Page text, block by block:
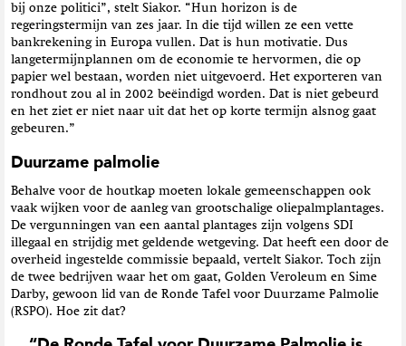
bij onze politici”, stelt Siakor. “Hun horizon is de
regeringstermijn van zes jaar. In die tijd willen ze een vette
bankrekening in Europa vullen. Dat is hun motivatie. Dus
langetermijnplannen om de economie te hervormen, die op
papier wel bestaan, worden niet uitgevoerd. Het exporteren van
rondhout zou al in 2002 beëindigd worden. Dat is niet gebeurd
en het ziet er niet naar uit dat het op korte termijn alsnog gaat
gebeuren.”
Duurzame palmolie
Behalve voor de houtkap moeten lokale gemeenschappen ook
vaak wijken voor de aanleg van grootschalige oliepalmplantages.
De vergunningen van een aantal plantages zijn volgens SDI
illegaal en strijdig met geldende wetgeving. Dat heeft een door de
overheid ingestelde commissie bepaald, vertelt Siakor. Toch zijn
de twee bedrijven waar het om gaat, Golden Veroleum en Sime
Darby, gewoon lid van de Ronde Tafel voor Duurzame Palmolie
(RSPO). Hoe zit dat?